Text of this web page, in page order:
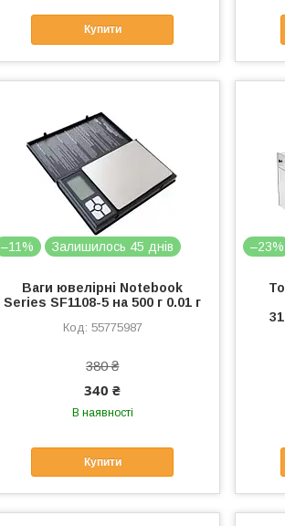
Купити
–11% Залишилось 45 днів
Ваги ювелірні Notebook
Series SF1108-5 на 500 г 0.01 г
55775987
380 ₴
340 ₴
В наявності
Купити
–23%